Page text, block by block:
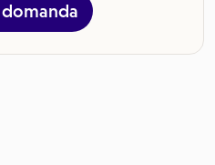
domanda